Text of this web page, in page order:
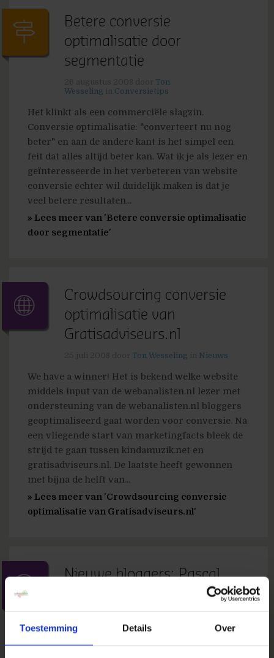
Toestemming Details Over
Betere conversie
optimalisatie door
segmentatie
Ton
Wesseling
Conversietips
Het klinkt als een commerciële slagzin.
Conversie optimalisatie: "converteert nu nog
beter" en aan de andere kant is het simpel een
feit dat alles altijd beter kan. Wat ik je als lezer en
geïnteresseerde in het verbeteren van website
conversie echter wil duidelijk maken is dat je
veel betere resultaten...
» Lees meer van 'Betere conversie optimalisatie
door segmentatie'
Crowdsourcing conversie
optimalisatie van
Gratisadviseurs.nl
Ton Wesseling Nieuws
We have a winner! Het is bekend welke website
middels input van de webanalisten.nl lezer met
ondersteuning van de webanalisten.nl bloggers
geoptimaliseerd gaat worden voor conversie. Na
een vliegende start van marketingfacts bleek de
strijd te gaan tussen kindamuzik.net en
gratisadviseurs.nl. De laatste heeft gewonnen
met bijna de helft van...
» Lees meer van 'Crowdsourcing conversie
optimalisatie van Gratisadviseurs.nl'
Nieuwe bloggers: Pascal,
Frans, Eduard en André
De lijst met bloggers op webanalisten.nl is